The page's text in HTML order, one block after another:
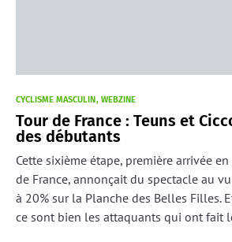
CYCLISME MASCULIN WEBZINE
Tour de France : Teuns et
des débutants
Cette sixième étape, première arrivée
de France, annonçait du spectacle au
à 20% sur la Planche des Belles Filles.
ce sont bien les attaquants qui ont fait